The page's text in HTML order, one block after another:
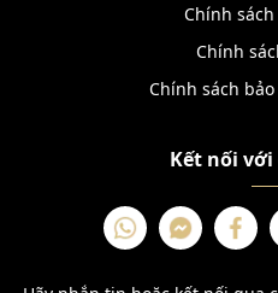
Chính
Chính
Chính sách
Kết nối